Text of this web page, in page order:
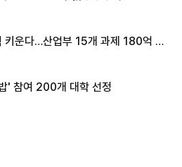
키운다…산업부 15개 과제 180억 지
' 참여 200개 대학 선정